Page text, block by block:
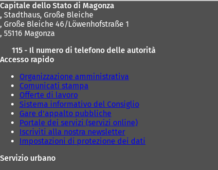
Capitale dello Stato di Magonza
, Stadthaus, Große Bleiche
, Große Bleiche 46/Löwenhofstraße 1
, 55116 Magonza
115 - Il numero di telefono delle autorità
Accesso rapido
Organizzazione amministrativa
Comunicati stampa
Offerte di lavoro
Sistema informativo del Consiglio
Gare d'appalto pubbliche
Portale dei servizi (servizi online)
Iscriviti alla nostra newsletter
Impostazioni di protezione dei dati
Servizio urbano